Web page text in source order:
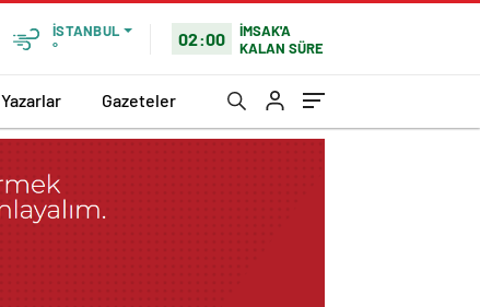
İSTANBUL
°
02:00
İMSAK'A
KALAN SÜRE
Yazarlar Gazeteler